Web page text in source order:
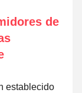
de
establecido